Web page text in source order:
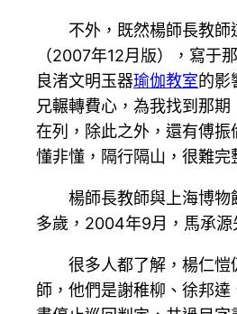
不外，既然楊師長教
（2007年12月版），寫
良渚文明玉器瑜伽教室的影
兄輾轉費心，為我找到那
在列，除此之外，還有傅
懂非懂，隔行隔山，很難完
楊師長教師與上海博
多歲，2004年9月，馬承源
很多人都了解，楊仁愷
師，他們是謝稚柳、徐邦